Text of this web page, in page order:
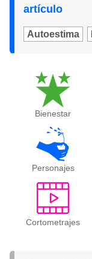
artículo
Autoestima
Bienestar
Personajes
Cortometrajes